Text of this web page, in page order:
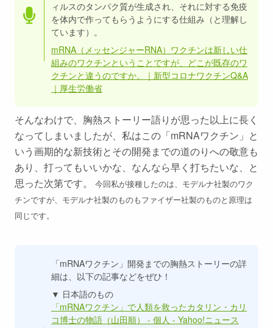
ィルスのタンパク質が生成され、それに対する免疫
を体内で作ってもらうようにする仕組み（と理解し
ています）。
mRNA（メッセンジャーRNA）ワクチンは新しい仕
組みのワクチンということですが、どこが既存のワ
クチンと違うのですか。｜新型コロナワクチンQ&A
｜厚生労働省
そんなわけで、胸熱ストーリー語りが思った以上に長く
なってしまいましたが、私はこの「mRNAワクチン」と
いう画期的な新技術とその開発までの道のりへの敬意も
あり、打ってもいいかな、なんなら早く打ちたいな、と
思った次第です。
今回私が接種したのは、モデルナ社製のワク
チンですが、モデルナ社製のものもファイザー社製のものと原理は
同じです。
「mRNAワクチン」開発までの胸熱ストーリーの詳
細は、以下の記事などをぜひ！
▼ 日本語のもの
「mRNAワクチン」で人類を救ったカタリン・カリ
コ博士の物語（山田順） - 個人 - Yahoo!ニュース